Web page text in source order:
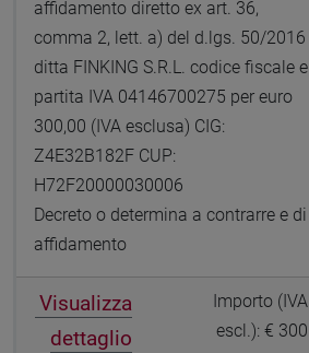
affidamento diretto ex art. 36,
comma 2, lett. a) del d.lgs. 50/2016
ditta FINKING S.R.L. codice fiscale e
partita IVA 04146700275 per euro
300,00 (IVA esclusa) CIG:
Z4E32B182F CUP:
H72F20000030006
Decreto o determina a contrarre e di
affidamento
Visualizza
dettaglio
Importo (IVA
escl.): € 300